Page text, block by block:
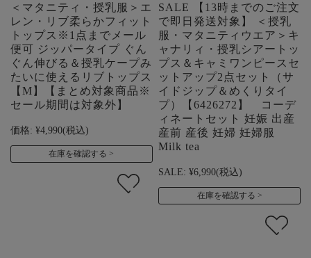
＜マタニティ・授乳服＞エ
レン・リブ柔らかフィット
トップス※1点までメール
便可 ジッパータイプ ぐん
ぐん伸びる＆授乳ケープみ
たいに使えるリブトップス
【M】【まとめ対象商品※
セール期間は対象外】
価格: ¥4,990(税込)
在庫を確認する
SALE 【13時までのご注文
で即日発送対象】 ＜授乳
服・マタニティウエア＞キ
ャナリィ・授乳シアートッ
プス＆キャミワンピースセ
ットアップ2点セット（サ
イドジップ＆めくりタイ
プ）【6426272】 コーデ
ィネートセット 妊娠 出産
産前 産後 妊婦 妊婦服
Milk tea
SALE: ¥6,990(税込)
在庫を確認する